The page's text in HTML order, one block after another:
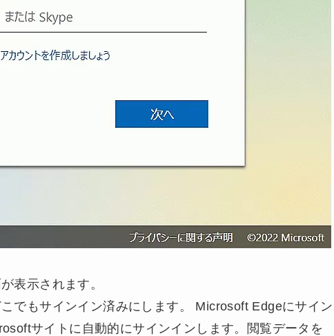
表示されます。
でもサインイン済みにします。 Microsoft Edgeにサイン
サイトに自動的にサインインします。閲覧データを